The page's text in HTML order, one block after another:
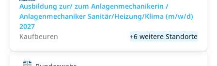
Ausbildung zur/ zum Anlagenmechanikerin /
Anlagenmechaniker Sanitär/Heizung/Klima (m/w/d)
2027
Kaufbeuren
+6 weitere Standorte